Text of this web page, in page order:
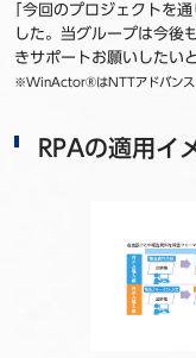
｢今回のプロジェクトを
した。当グループは今後
きサポートお願いしたい
※WinActor®はNTTアドバンス
RPAの適用イ